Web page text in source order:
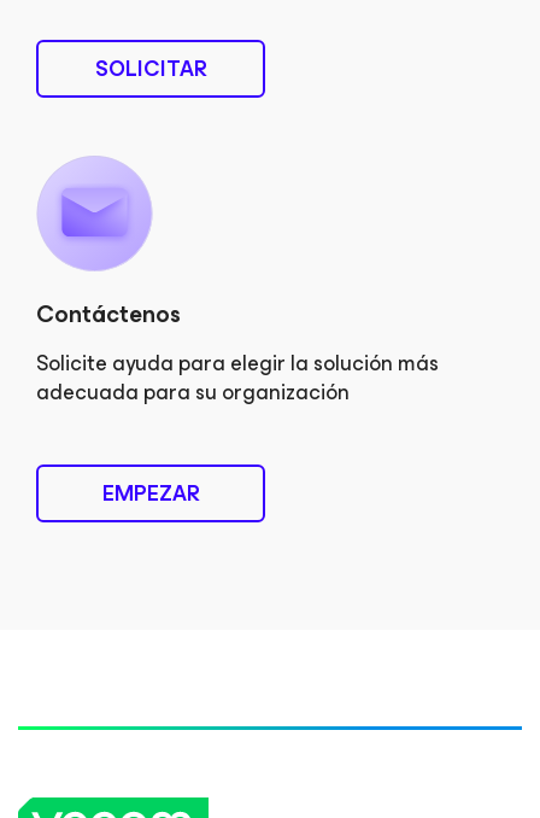
SOLICITAR
Contáctenos
Solicite ayuda para elegir la solución más
adecuada para su organización
EMPEZAR